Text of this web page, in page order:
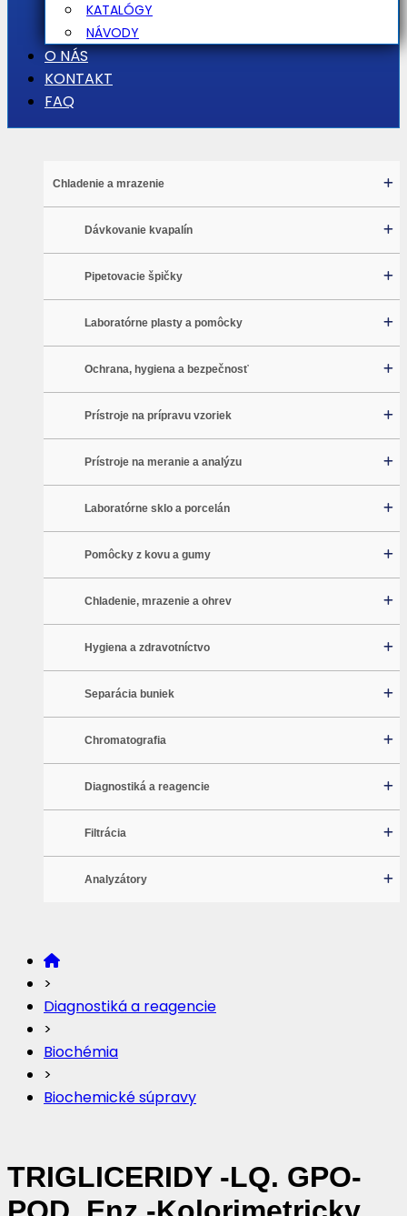
KATALÓGY
NÁVODY
O NÁS
KONTAKT
FAQ
Chladenie a mrazenie
Dávkovanie kvapalín
Pipetovacie špičky
Laboratórne plasty a pomôcky
Ochrana, hygiena a bezpečnosť
Prístroje na prípravu vzoriek
Prístroje na meranie a analýzu
Laboratórne sklo a porcelán
Pomôcky z kovu a gumy
Chladenie, mrazenie a ohrev
Hygiena a zdravotníctvo
Separácia buniek
Chromatografia
Diagnostiká a reagencie
Filtrácia
Analyzátory
>
Diagnostiká a reagencie
>
Biochémia
>
Biochemické súpravy
TRIGLICERIDY -LQ. GPO-